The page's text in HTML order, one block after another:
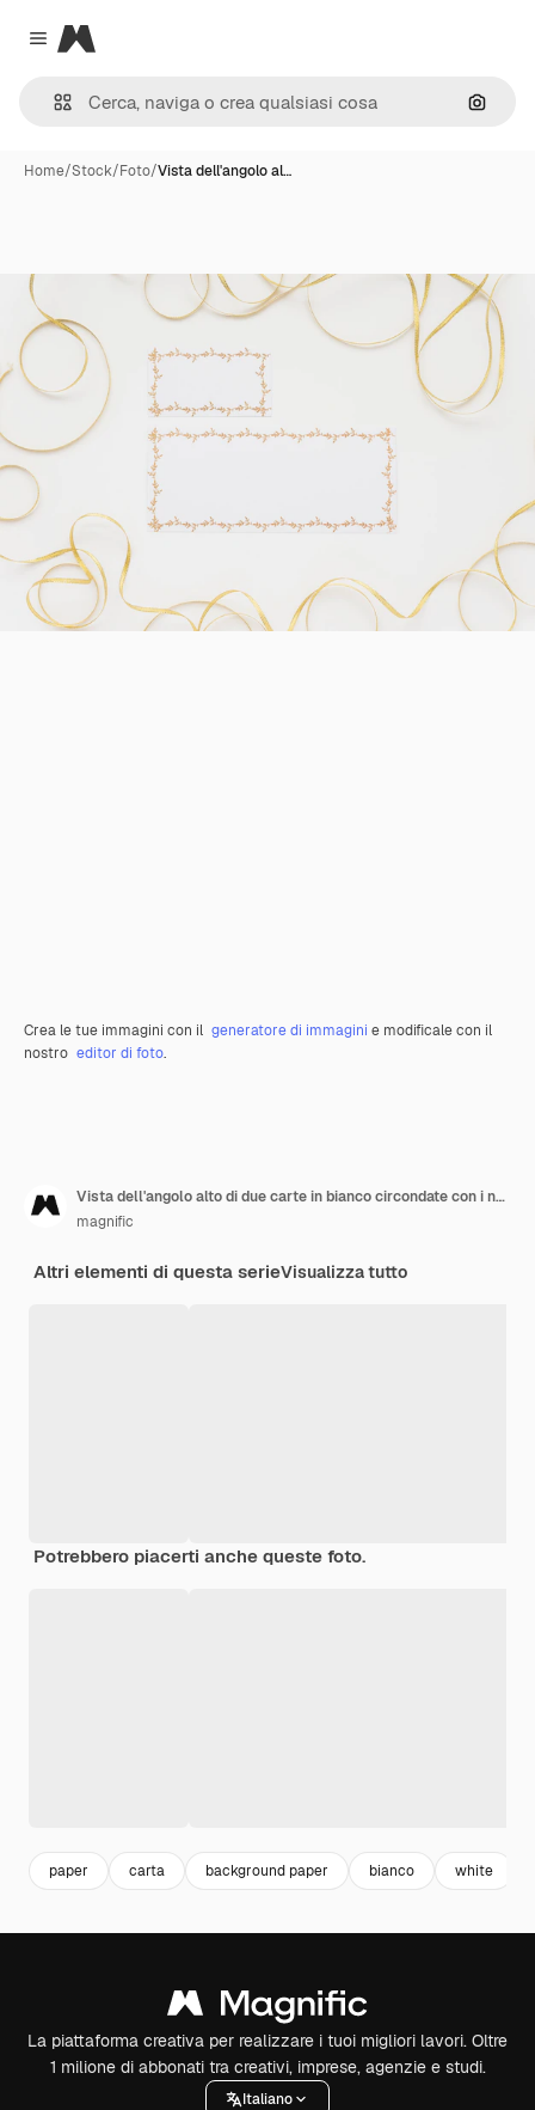
Close menu
Magnific
Cerca
Home/Stock/Foto/Vista dell'angolo al…
Crea le tue immagini con il generatore di immagini e modificale con il
nostro editor di foto.
Vista dell'angolo alto di due carte in bianco circondate con i nastri su superficie bianca
magnific
Altri elementi di questa serieVisualizza tutto
Potrebbero piacerti anche queste foto.
paper carta background paper bianco white
La piattaforma creativa per realizzare i tuoi migliori lavori. Oltre
1 milione di abbonati tra creativi, imprese, agenzie e studi.
Italiano